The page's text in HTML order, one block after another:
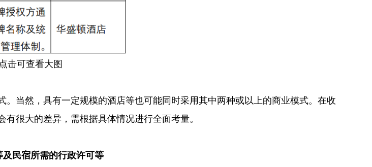
点击可查看大图
当然，具有一定规模的酒店等也可能同时采用其中两种或以上的商业模式。在收
很大的差异，需根据具体情况进行全面考量。
及民宿所需的行政许可等